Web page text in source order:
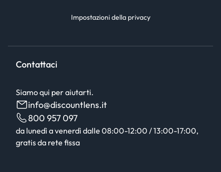
Impostazioni della privacy
Contattaci
Siamo qui per aiutarti.
info@discountlens.it
800 957 097
da lunedì a venerdì dalle 08:00-12:00 / 13:00-17:00,
gratis da rete fissa